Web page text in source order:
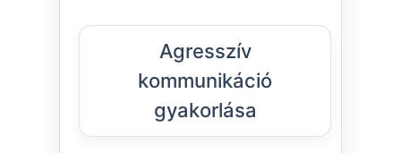
Agresszív
kommunikáció
gyakorlása